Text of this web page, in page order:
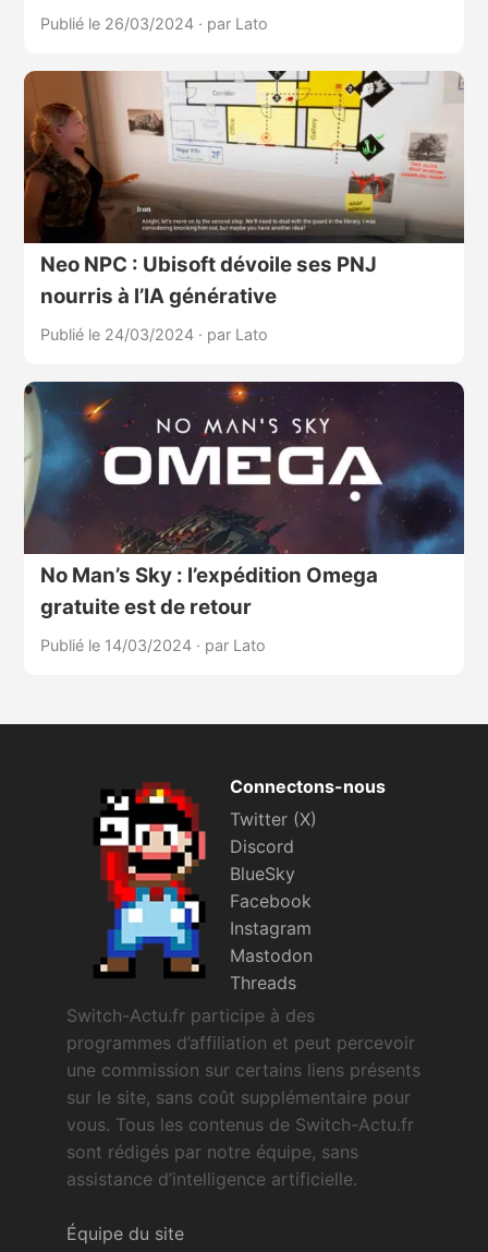
Publié le 26/03/2024 · par Lato
Neo NPC : Ubisoft dévoile ses PNJ
nourris à l’IA générative
Publié le 24/03/2024 · par Lato
No Man’s Sky : l’expédition Omega
gratuite est de retour
Publié le 14/03/2024 · par Lato
Connectons-nous
Twitter (X)
Discord
BlueSky
Facebook
Instagram
Mastodon
Threads
Switch-Actu.fr participe à des
programmes d’affiliation et peut percevoir
une commission sur certains liens présents
sur le site, sans coût supplémentaire pour
vous. Tous les contenus de Switch-Actu.fr
sont rédigés par notre équipe, sans
assistance d’intelligence artificielle.
Équipe du site